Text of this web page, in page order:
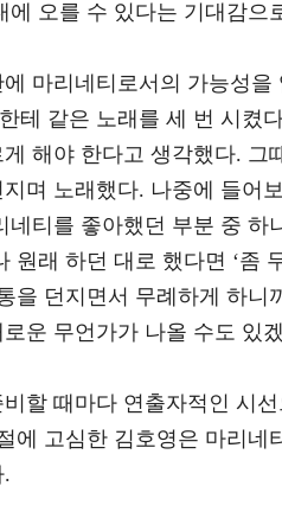
에 오를 수 있다는 기대감으
마리네티로서의 가능성
테 같은 노래를 세 번 시켰
해야 한다고 생각했다.
며 노래했다. 나중에 들어
네티를 좋아했던 부분 중 하
원래 하던 대로 했다면 ‘좀
을 던지면서 무례하게 하
운 무언가가 나올 수도 있
할 때마다 연출자적인 시
에 고심한 김호영은 마리